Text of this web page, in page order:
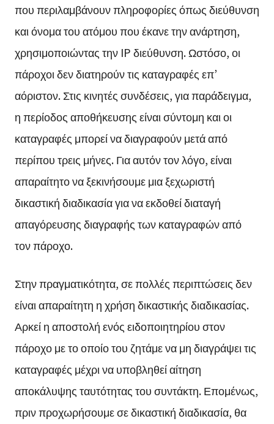
που περιλαμβάνουν πληροφορίες όπως διεύθυνση
και όνομα του ατόμου που έκανε την ανάρτηση,
χρησιμοποιώντας την IP διεύθυνση. Ωστόσο, οι
πάροχοι δεν διατηρούν τις καταγραφές επ’
αόριστον. Στις κινητές συνδέσεις, για παράδειγμα,
η περίοδος αποθήκευσης είναι σύντομη και οι
καταγραφές μπορεί να διαγραφούν μετά από
περίπου τρεις μήνες. Για αυτόν τον λόγο, είναι
απαραίτητο να ξεκινήσουμε μια ξεχωριστή
δικαστική διαδικασία για να εκδοθεί διαταγή
απαγόρευσης διαγραφής των καταγραφών από
τον πάροχο.
Στην πραγματικότητα, σε πολλές περιπτώσεις δεν
είναι απαραίτητη η χρήση δικαστικής διαδικασίας.
Αρκεί η αποστολή ενός ειδοποιητηρίου στον
πάροχο με το οποίο του ζητάμε να μη διαγράψει τις
καταγραφές μέχρι να υποβληθεί αίτηση
αποκάλυψης ταυτότητας του συντάκτη. Επομένως,
πριν προχωρήσουμε σε δικαστική διαδικασία, θα